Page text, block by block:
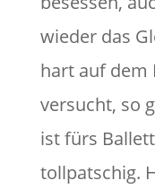
wieder das
hart auf dem
versucht, so
ist fürs
tollpatschig.